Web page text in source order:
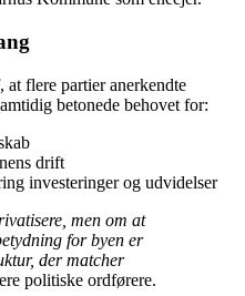
flere partier anerkendte
betonede behovet for:
drift
investeringer og udvidelser
men om at
for byen er
der matcher
politiske ordførere.